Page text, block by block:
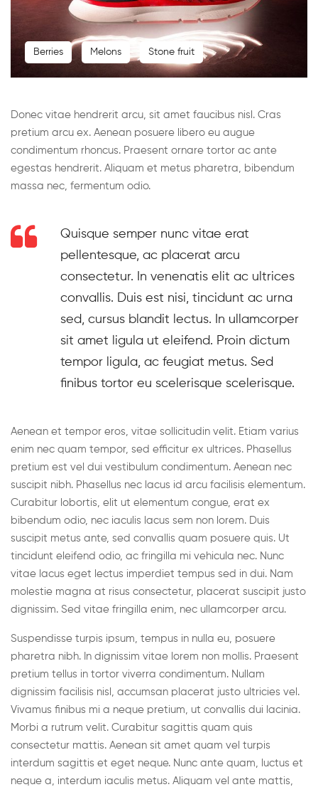
Berries Melons Stone fruit
Donec vitae hendrerit arcu, sit amet faucibus nisl. Cras
pretium arcu ex. Aenean posuere libero eu augue
condimentum rhoncus. Praesent ornare tortor ac ante
egestas hendrerit. Aliquam et metus pharetra, bibendum
massa nec, fermentum odio.
Quisque semper nunc vitae erat
pellentesque, ac placerat arcu
consectetur. In venenatis elit ac ultrices
convallis. Duis est nisi, tincidunt ac urna
sed, cursus blandit lectus. In ullamcorper
sit amet ligula ut eleifend. Proin dictum
tempor ligula, ac feugiat metus. Sed
finibus tortor eu scelerisque scelerisque.
Aenean et tempor eros, vitae sollicitudin velit. Etiam varius
enim nec quam tempor, sed efficitur ex ultrices. Phasellus
pretium est vel dui vestibulum condimentum. Aenean nec
suscipit nibh. Phasellus nec lacus id arcu facilisis elementum.
Curabitur lobortis, elit ut elementum congue, erat ex
bibendum odio, nec iaculis lacus sem non lorem. Duis
suscipit metus ante, sed convallis quam posuere quis. Ut
tincidunt eleifend odio, ac fringilla mi vehicula nec. Nunc
vitae lacus eget lectus imperdiet tempus sed in dui. Nam
molestie magna at risus consectetur, placerat suscipit justo
dignissim. Sed vitae fringilla enim, nec ullamcorper arcu.
Suspendisse turpis ipsum, tempus in nulla eu, posuere
pharetra nibh. In dignissim vitae lorem non mollis. Praesent
pretium tellus in tortor viverra condimentum. Nullam
dignissim facilisis nisl, accumsan placerat justo ultricies vel.
Vivamus finibus mi a neque pretium, ut convallis dui lacinia.
Morbi a rutrum velit. Curabitur sagittis quam quis
consectetur mattis. Aenean sit amet quam vel turpis
interdum sagittis et eget neque. Nunc ante quam, luctus et
neque a, interdum iaculis metus. Aliquam vel ante mattis,